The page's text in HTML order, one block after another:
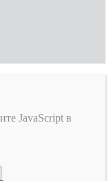
JavaScript в